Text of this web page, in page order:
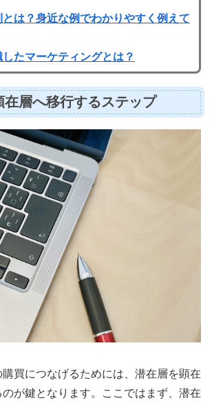
は？身近な例でわかりやすく例えて
たマーケティングとは？
在層へ移行するステップ
買につなげるためには、潜在層を顕在
が鍵となります。ここではまず、潜在